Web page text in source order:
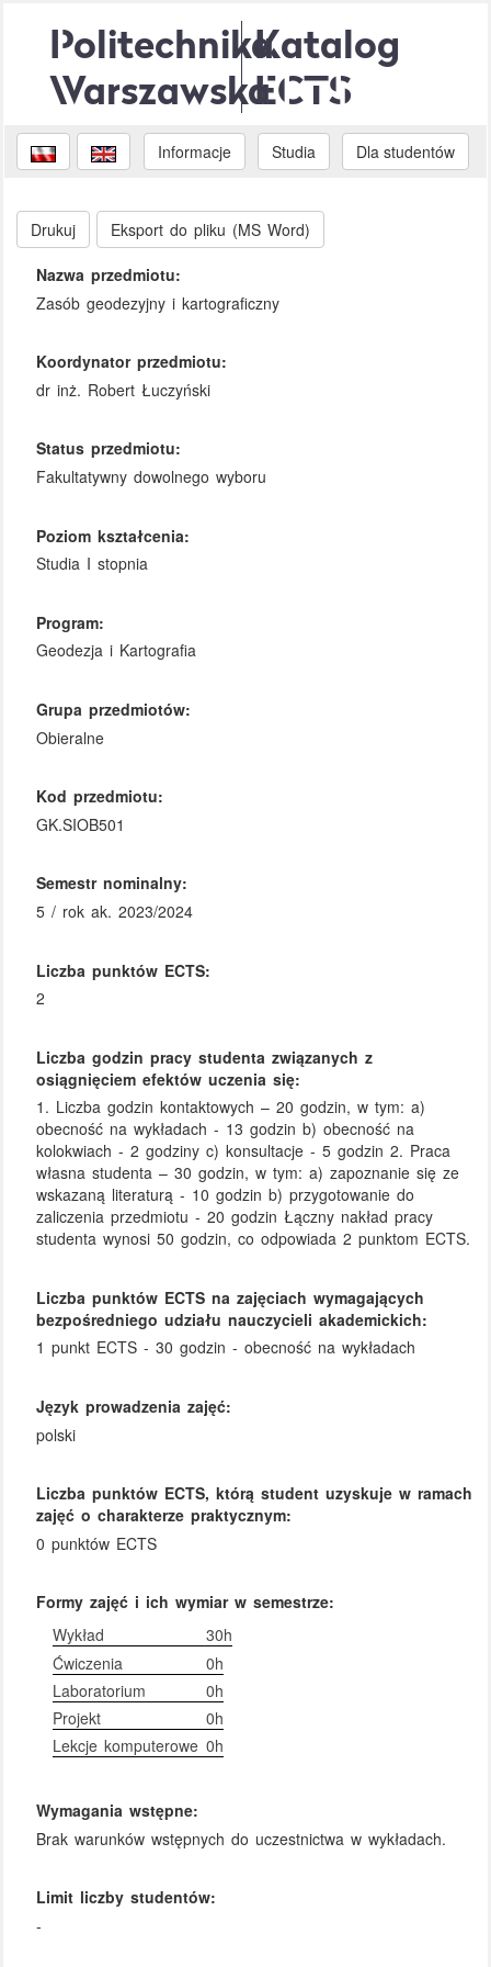
Politechnika
Warszawska
Katalog
ECTS
Informacje Studia Dla studentów
Drukuj Eksport do pliku (MS Word)
Nazwa przedmiotu:
Zasób geodezyjny i kartograficzny
Koordynator przedmiotu:
dr inż. Robert Łuczyński
Status przedmiotu:
Fakultatywny dowolnego wyboru
Poziom kształcenia:
Studia I stopnia
Program:
Geodezja i Kartografia
Grupa przedmiotów:
Obieralne
Kod przedmiotu:
GK.SIOB501
Semestr nominalny:
5 / rok ak. 2023/2024
Liczba punktów ECTS:
2
Liczba godzin pracy studenta związanych z
osiągnięciem efektów uczenia się:
1. Liczba godzin kontaktowych – 20 godzin, w tym: a)
obecność na wykładach - 13 godzin b) obecność na
kolokwiach - 2 godziny c) konsultacje - 5 godzin 2. Praca
własna studenta – 30 godzin, w tym: a) zapoznanie się ze
wskazaną literaturą - 10 godzin b) przygotowanie do
zaliczenia przedmiotu - 20 godzin Łączny nakład pracy
studenta wynosi 50 godzin, co odpowiada 2 punktom ECTS.
Liczba punktów ECTS na zajęciach wymagających
bezpośredniego udziału nauczycieli akademickich:
1 punkt ECTS - 30 godzin - obecność na wykładach
Język prowadzenia zajęć:
polski
Liczba punktów ECTS, którą student uzyskuje w ramach
zajęć o charakterze praktycznym:
0 punktów ECTS
Formy zajęć i ich wymiar w semestrze:
Wykład
30h
Ćwiczenia
0h
Laboratorium
0h
Projekt
0h
Lekcje komputerowe 0h
Wymagania wstępne:
Brak warunków wstępnych do uczestnictwa w wykładach.
Limit liczby studentów:
-